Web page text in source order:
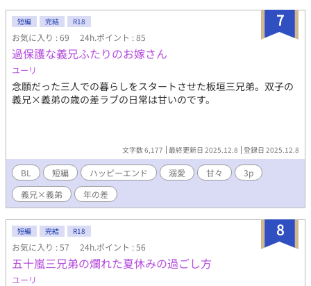
7
短編 完結 R18
お気に入り : 69 24h.ポイント : 85
過保護な義兄ふたりのお嫁さん
ユーリ
念願だった三人での暮らしをスタートさせた板垣三兄弟。双子の
義兄×義弟の歳の差ラブの日常は甘いのです。
文字数 6,177 最終更新日 2025.12.8 登録日 2025.12.8
BL 短編 ハッピーエンド 溺愛 甘々
3p
義兄×義弟
年の差
8
短編 完結 R18
お気に入り : 57 24h.ポイント : 56
五十嵐三兄弟の爛れた夏休みの過ごし方
ユーリ